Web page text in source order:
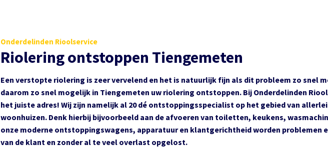
Onderdelinden Rioolservice
Riolering ontstoppen Tiengemeten
Een verstopte riolering is zeer vervelend en het is natuurlijk fijn als dit probleem zo snel
daarom zo snel mogelijk in Tiengemeten uw riolering ontstoppen. Bij Onderdelinden
het juiste adres! Wij zijn namelijk al 20 dé ontstoppingsspecialist op het gebied van
woonhuizen. Denk hierbij bijvoorbeeld aan de afvoeren van toiletten, keukens,
onze moderne ontstoppingswagens, apparatuur en klantgerichtheid worden problemen
van de klant en zonder al te veel overlast opgelost.